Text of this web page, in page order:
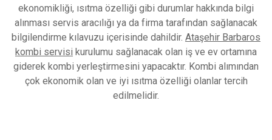
ekonomikliği, ısıtma özelliği gibi durumlar hakkında bilgi
alınması servis aracılığı ya da firma tarafından sağlanacak
bilgilendirme kılavuzu içerisinde dahildir. Ataşehir Barbaros
kombi servisi kurulumu sağlanacak olan iş ve ev ortamına
giderek kombi yerleştirmesini yapacaktır. Kombi alımından
çok ekonomik olan ve iyi ısıtma özelliği olanlar tercih
edilmelidir.